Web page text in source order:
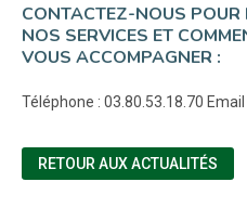
CONTACTEZ-NOUS POUR
NOS SERVICES ET
VOUS ACCOMPAGNER :
Téléphone : 03.80.53.18.70
RETOUR AUX ACTUALITÉS